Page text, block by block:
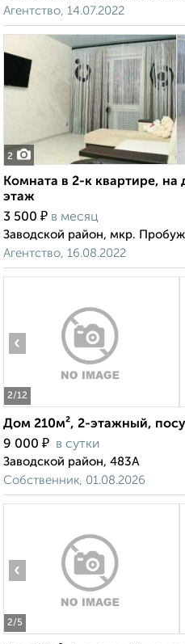
Агентство, 14.07.2022
2
Комната в 2-к квартире, на
этаж
3 500 ₽ в месяц
Заводской район, мкр.
Агентство, 16.08.2022
2/12
‹
Дом 210м², 2-этажный,
9 000 ₽ в сутки
Заводской район, 483А
Собственник, 01.08.2026
2/5
‹